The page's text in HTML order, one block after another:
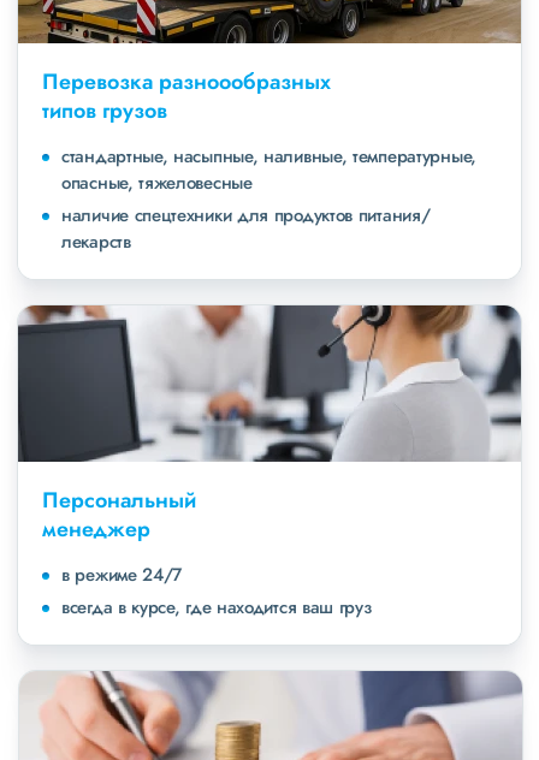
Перевозка разноообразных
типов грузов
стандартные, насыпные, наливные, температурные,
опасные, тяжеловесные
наличие спецтехники для продуктов питания/
лекарств
Персональный
менеджер
в режиме 24/7
всегда в курсе, где находится ваш груз